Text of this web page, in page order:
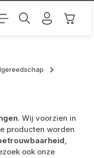
. Wij voorzien in
producten worden
,
ook onze